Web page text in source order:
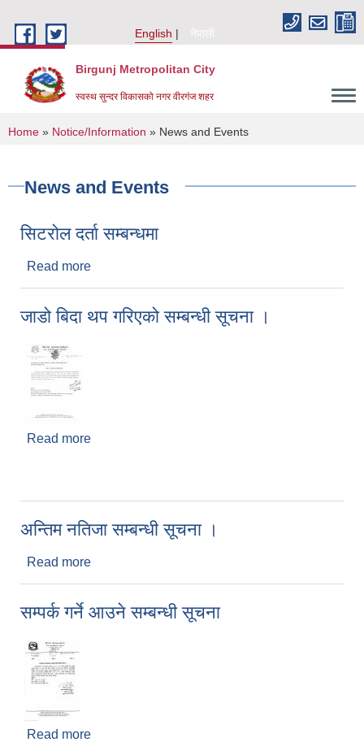
English
नेपाली
Birgunj Metropolitan City
स्वस्थ सुन्दर विकासको नगर वीरगंज शहर
You are here
Home » Notice/Information » News and Events
News and Events
सिटरोल दर्ता सम्बन्धमा
Read more
जाडो बिदा थप गरिएको सम्बन्धी सूचना ।
Read more
अन्तिम नतिजा सम्बन्धी सूचना ।
Read more
सम्पर्क गर्ने आउने सम्बन्धी सूचना
Read more